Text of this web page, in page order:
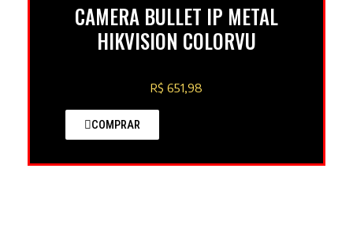
CAMERA BULLET IP METAL
HIKVISION COLORVU
R$ 651,98
COMPRAR